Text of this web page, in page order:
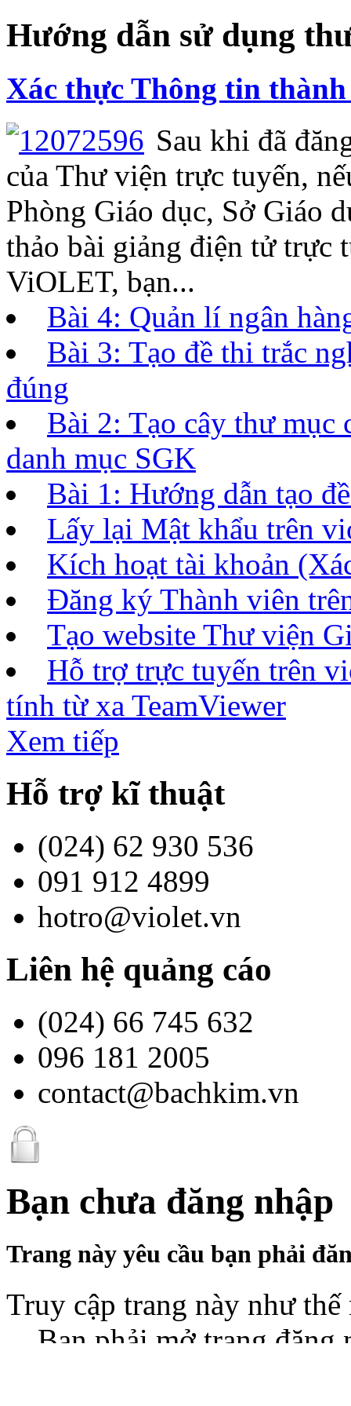
Hướng dẫn sử dụng
Xác thực Thông tin
Sau khi đã
của Thư viện trực tuyến,
Phòng Giáo dục, Sở Giáo
thảo bài giảng điện tử trực
ViOLET, bạn...
Bài 4: Quản lí ngân
Bài 3: Tạo đề thi trắc
đúng
Bài 2: Tạo cây thư mục
danh mục SGK
Bài 1: Hướng dẫn tạo
Lấy lại Mật khẩu trên
Kích hoạt tài khoản
Đăng ký Thành viên
Tạo website Thư viện
Hỗ trợ trực tuyến trên
tính từ xa TeamViewer
Xem tiếp
Hỗ trợ kĩ thuật
(024) 62 930 536
091 912 4899
hotro@violet.vn
Liên hệ quảng cáo
(024) 66 745 632
096 181 2005
contact@bachkim.vn
Bạn chưa đăng nhập
Trang này yêu cầu bạn phải
Truy cập trang này như thế
Bạn phải mở trang đăng